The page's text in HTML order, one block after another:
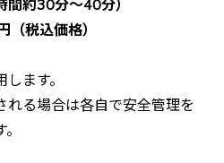
間約30分〜40分）
税込価格）
ます。
れる場合は各自で安全管理を